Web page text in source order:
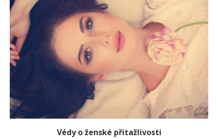
Védy o ženské přitažlivosti